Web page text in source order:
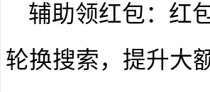
辅助领红包：红
轮换搜索，提升大